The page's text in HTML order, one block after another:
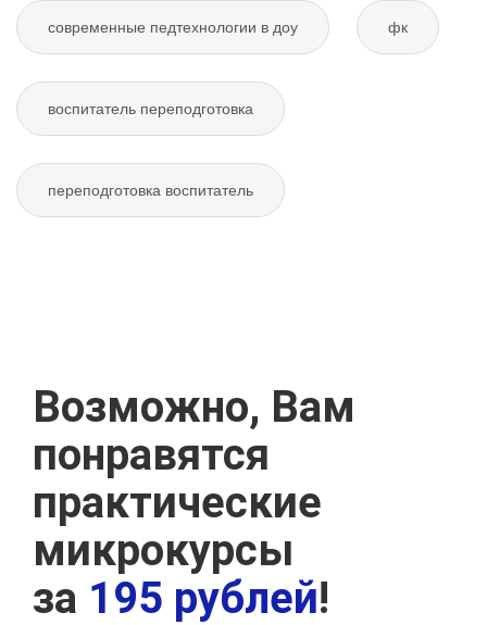
современные педтехнологии в доу фк
воспитатель переподготовка
переподготовка воспитатель
Возможно, Вам
понравятся
практические
микрокурсы
за 195 рублей!